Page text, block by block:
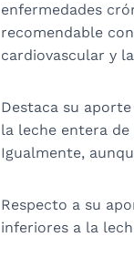
enfermedades
recomendable
cardiovascular y
Destaca su
la leche entera
Igualmente,
Respecto a su
inferiores a la